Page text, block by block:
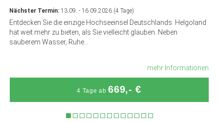
Nächster Termin:13.09. - 16.09.2026 (4 Tage)
Entdecken Sie die einzige Hochseeinsel Deutschlands. Helgoland
hat weit mehr zu bieten, als Sie vielleicht glauben. Neben
sauberem Wasser, Ruhe...
mehr Informationen
4 Tage ab669,- €